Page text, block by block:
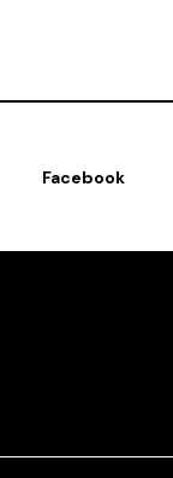
Facebook